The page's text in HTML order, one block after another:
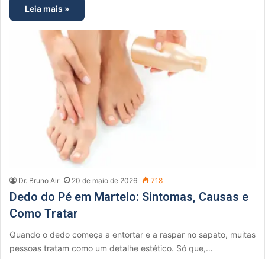
Leia mais »
Dr. Bruno Air 20 de maio de 2026 718
Dedo do Pé em Martelo: Sintomas, Causas e
Como Tratar
Quando o dedo começa a entortar e a raspar no sapato, muitas
pessoas tratam como um detalhe estético. Só que,…